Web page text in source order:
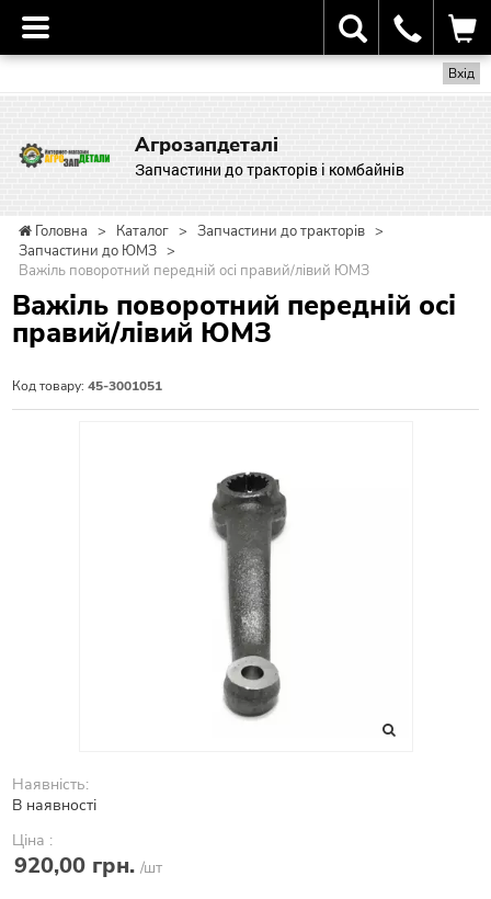
Вхід
Агрозапдеталі
Запчастини до тракторів і комбайнів
Головна > Каталог > Запчастини до тракторів >
Запчастини до ЮМЗ >
Важіль поворотний передній осі правий/лівий ЮМЗ
Важіль поворотний передній осі
правий/лівий ЮМЗ
Код товару: 45-3001051
Наявність:
В наявності
Ціна :
920,00 грн. /шт